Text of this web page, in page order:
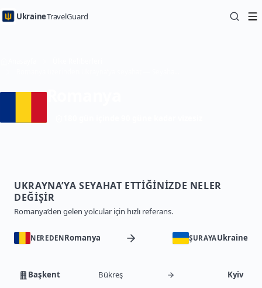
UkraineTravelGuard
UKRAYNA’YA SEYAHAT ETTIĞINIZDE NELER
DEĞIŞIR
Romanya’den gelen yolcular için hızlı referans.
NEREDENRomanya ŞURAYAUkraine
Başkent Bükreş Kyiv